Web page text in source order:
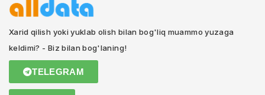
Xarid qilish yoki yuklab olish bilan bog'liq muammo yuzaga
keldimi? - Biz bilan bog'laning!
TELEGRAM